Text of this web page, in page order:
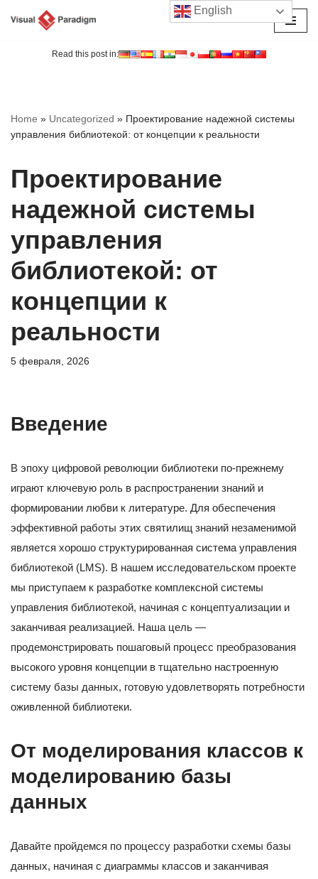
Read this post in:
Home » Uncategorized » Проектирование надежной системы
управления библиотекой: от концепции к реальности
Проектирование
надежной системы
управления
библиотекой: от
концепции к
реальности
5 февраля, 2026
Введение
В эпоху цифровой революции библиотеки по-прежнему
играют ключевую роль в распространении знаний и
формировании любви к литературе. Для обеспечения
эффективной работы этих святилищ знаний незаменимой
является хорошо структурированная система управления
библиотекой (LMS). В нашем исследовательском проекте
мы приступаем к разработке комплексной системы
управления библиотекой, начиная с концептуализации и
заканчивая реализацией. Наша цель —
продемонстрировать пошаговый процесс преобразования
высокого уровня концепции в тщательно настроенную
систему базы данных, готовую удовлетворять потребности
оживленной библиотеки.
От моделирования классов к
моделированию базы
данных
Давайте пройдемся по процессу разработки схемы базы
данных, начиная с диаграммы классов и заканчивая
English